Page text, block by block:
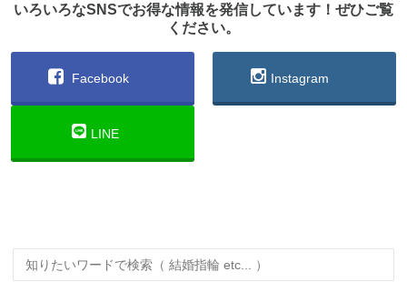
いろいろなSNSでお得な情報を発信しています！ぜひご覧
ください。
Facebook Instagram
LINE